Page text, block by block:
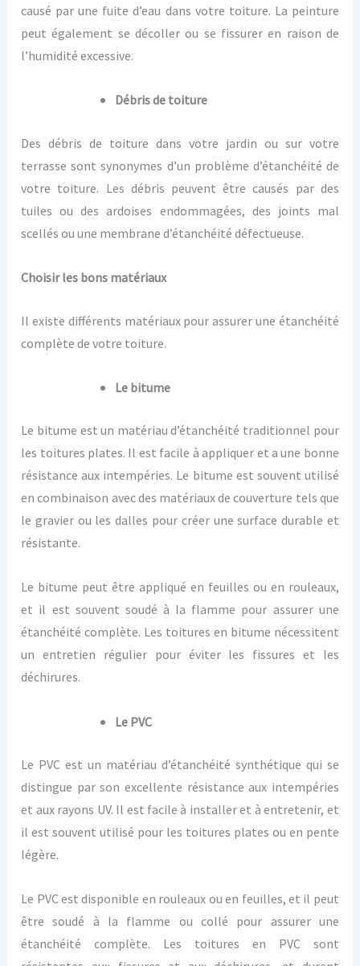
causé par une fuite d’eau dans votre toiture. La peinture
peut également se décoller ou se fissurer en raison de
l’humidité excessive.
Débris de toiture
Des débris de toiture dans votre jardin ou sur votre
terrasse sont synonymes d’un problème d’étanchéité de
votre toiture. Les débris peuvent être causés par des
tuiles ou des ardoises endommagées, des joints mal
scellés ou une membrane d’étanchéité défectueuse.
Choisir les bons matériaux
Il existe différents matériaux pour assurer une étanchéité
complète de votre toiture.
Le bitume
Le bitume est un matériau d’étanchéité traditionnel pour
les toitures plates. Il est facile à appliquer et a une bonne
résistance aux intempéries. Le bitume est souvent utilisé
en combinaison avec des matériaux de couverture tels que
le gravier ou les dalles pour créer une surface durable et
résistante.
Le bitume peut être appliqué en feuilles ou en rouleaux,
et il est souvent soudé à la flamme pour assurer une
étanchéité complète. Les toitures en bitume nécessitent
un entretien régulier pour éviter les fissures et les
déchirures.
Le PVC
Le PVC est un matériau d’étanchéité synthétique qui se
distingue par son excellente résistance aux intempéries
et aux rayons UV. Il est facile à installer et à entretenir, et
il est souvent utilisé pour les toitures plates ou en pente
légère.
Le PVC est disponible en rouleaux ou en feuilles, et il peut
être soudé à la flamme ou collé pour assurer une
étanchéité complète. Les toitures en PVC sont